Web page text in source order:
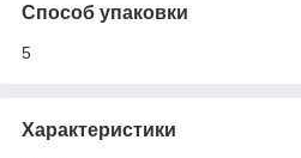
Способ упаковки
5
Характеристики